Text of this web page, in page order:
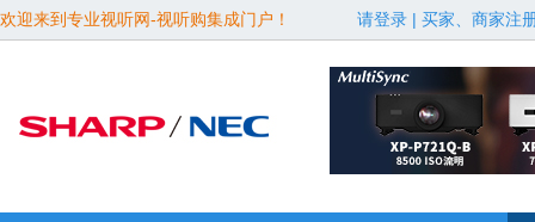
欢迎来到专业视听网-视听购集成门户！ 请登录 | 买家、商家注